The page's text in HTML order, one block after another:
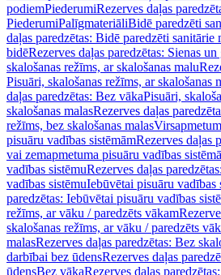
podiemPiederumiRezerves daļas
PiederumiPalīgmateriāliBidē paredzēti
daļas paredzētas: Bidē paredzēti sanitārie
bidēRezerves daļas paredzētas: Sienas
skalošanas režīms, ar skalošanas malu
Pisuāri, skalošanas režīms, ar skalošanas
daļas paredzētas: Bez vākaPisuāri,
skalošanas malasRezerves daļas
režīms, bez skalošanas malas
pisuāru vadības sistēmāmRezerves daļas
vai zemapmetuma pisuāru vadības
vadības sistēmuRezerves daļas
vadības sistēmuIebūvētai pisuāru vadības
paredzētas: Iebūvētai pisuāru vadības
režīms, ar vāku / paredzēts vākam
skalošanas režīms, ar vāku / paredzēts
malasRezerves daļas paredzētas: Bez
darbībai bez ūdensRezerves daļas
ūdensBez vākaRezerves daļas